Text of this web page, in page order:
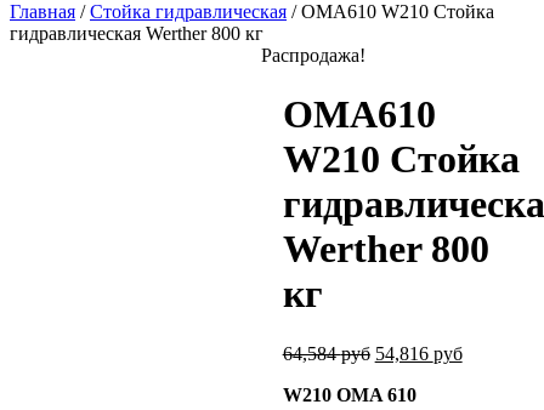
Главная /Стойка гидравлическая / OMA610 W210 Стойка
гидравлическая Werther 800 кг
Распродажа!
OMA610
W210 Стойка
Werther 800
кг
64,584руб 54,816 руб
W210 OMA 610